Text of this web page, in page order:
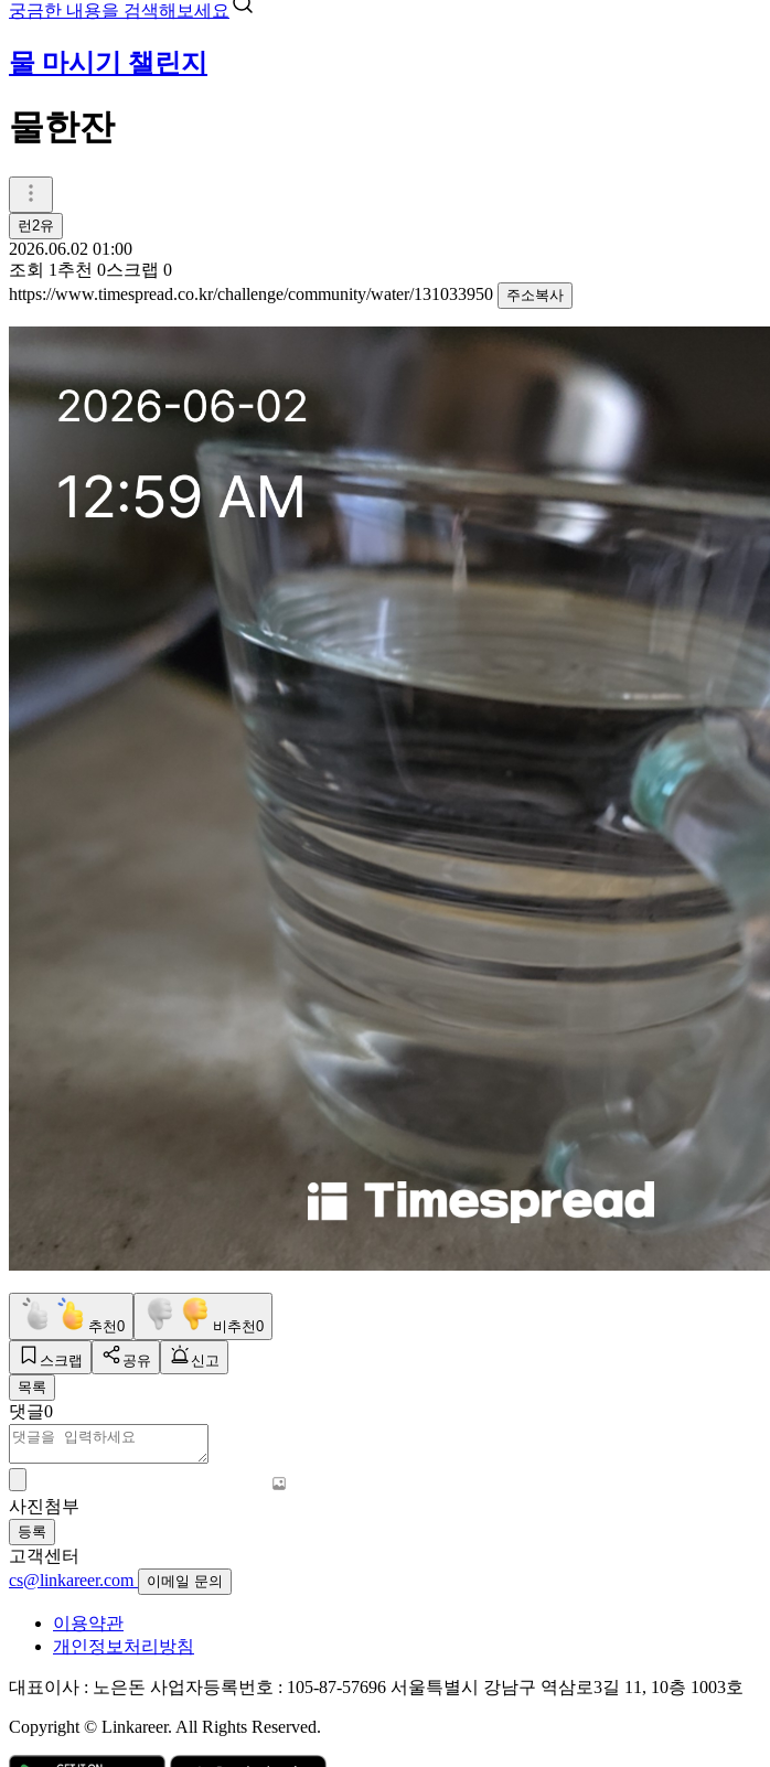
궁금한 내용을 검색해보세요
물 마시기 챌린지
물한잔
런2유
2026.06.02 01:00
조회 1 추천 0스크랩 0
https://www.timespread.co.kr/challenge/community/water/131033950
주소복사
추천0 비추천0
스크랩 공유
신고
목록
댓글0
사진첨부
등록
고객센터
cs@linkareer.com
이메일 문의
이용약관
개인정보처리방침
대표이사 : 노은돈 사업자등록번호 : 105-87-57696 서울특별시 강남구 역삼로3길 11, 10층 1003호
Copyright © Linkareer. All Rights Reserved.